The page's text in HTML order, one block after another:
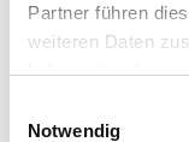
Partner führen
weiteren Daten
haben oder die
Notwendig